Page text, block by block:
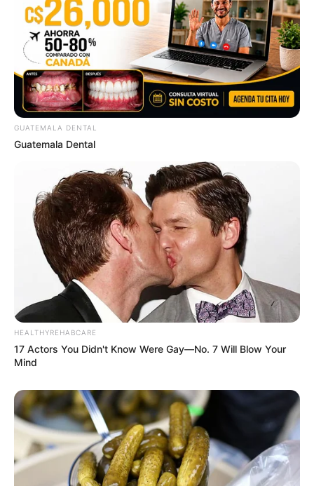
GUATEMALA DENTAL
Guatemala Dental
HEALTHYREHABCARE
17 Actors You Didn't Know Were Gay—No. 7 Will Blow Your
Mind